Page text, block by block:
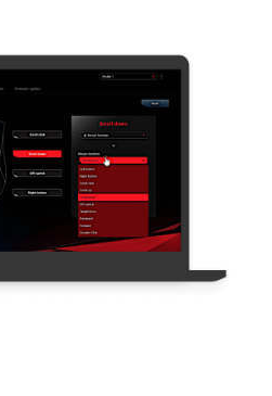
Internacional
do Sistema de Back-